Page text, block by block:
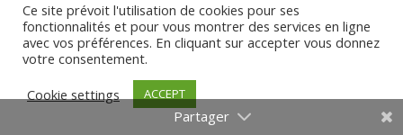
Ce site prévoit l'utilisation de cookies pour ses
fonctionnalités et pour vous montrer des services en ligne
avec vos préférences. En cliquant sur accepter vous donnez
votre consentement.
Cookie settings
ACCEPT